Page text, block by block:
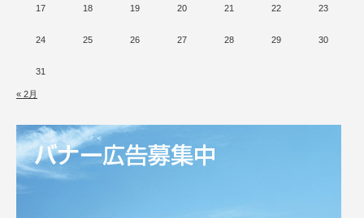
17 18 19 20 21 22 23
24 25 26 27 28 29 30
31
« 2月